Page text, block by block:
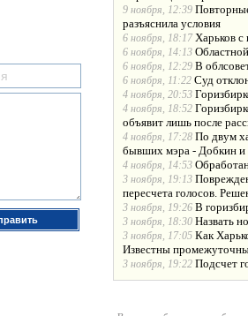
9 ноября, 12:39
разъяснила условия
6 ноября, 18:17 Харьков с
6 ноября, 14:13
6 ноября, 12:29 В
6 ноября, 11:22 Суд
4 ноября, 20:53
4 ноября, 18:52
объявит лишь после
4 ноября, 17:28 По двум
бывших мэра - Добкин и
4 ноября, 14:53
3 ноября, 19:13
пересчета голосов.
3 ноября, 19:26 В
3 ноября, 18:30 Назвать
3 ноября, 17:05 Как
Известны
3 ноября, 19:22 Подсчет